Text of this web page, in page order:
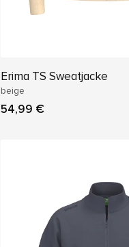
Erima TS Sweatjacke
beige
54,99 €